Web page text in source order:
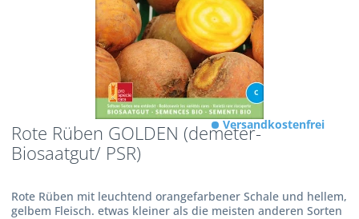
Rote Rüben GOLDEN (demeter-
Biosaatgut/ PSR)
Rote Rüben mit leuchtend orangefarbener Schale und hellem,
gelbem Fleisch. etwas kleiner als die meisten anderen Sorten
Versandkostenfrei